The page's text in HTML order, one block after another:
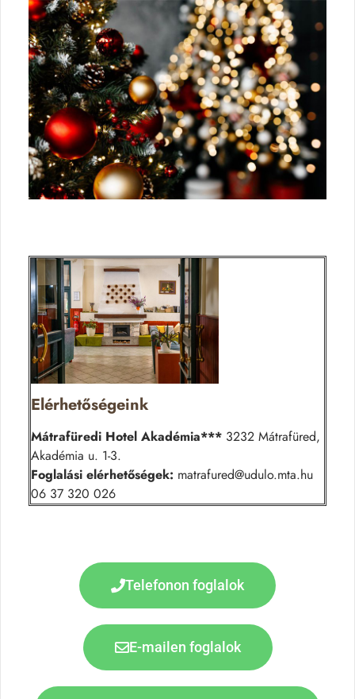
Elérhetőségeink
Mátrafüredi Hotel Akadémia*** 3232 Mátrafüred,
Akadémia u. 1-3.
Foglalási elérhetőségek: matrafured@udulo.mta.hu
06 37 320 026
Telefonon foglalok
E-mailen foglalok